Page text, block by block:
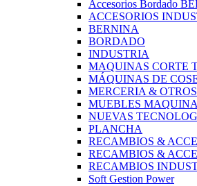
Accesorios Bordado
ACCESORIOS
BERNINA
BORDADO
INDUSTRIA
MAQUINAS CORTE
MÁQUINAS DE
MERCERIA & OTROS
MUEBLES
NUEVAS
PLANCHA
RECAMBIOS &
RECAMBIOS &
RECAMBIOS
Soft Gestion Power